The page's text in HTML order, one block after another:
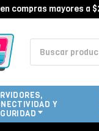
mayores a
Y